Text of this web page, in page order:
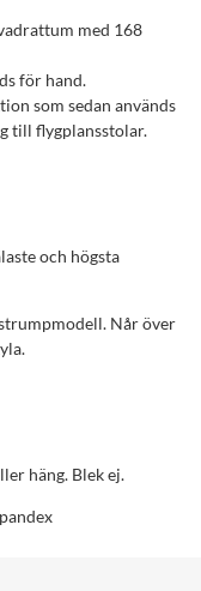
med 168
för hand.
som sedan används
till flygplansstolar.
och högsta
Når över
häng. Blek ej.